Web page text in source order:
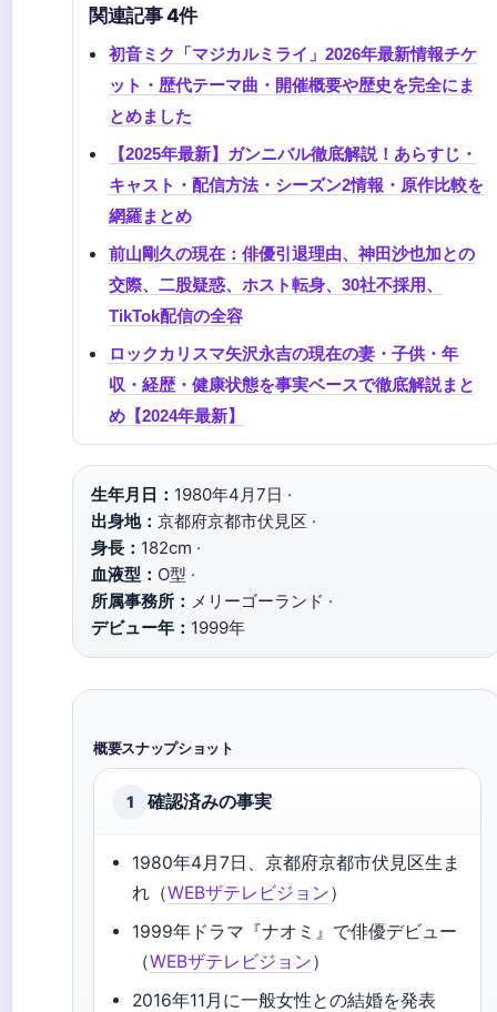
関連記事 4件
初音ミク「マジカルミライ」2026年最新情報チケ
ット・歴代テーマ曲・開催概要や歴史を完全にま
とめました
【2025年最新】ガンニバル徹底解説！あらすじ・
キャスト・配信方法・シーズン2情報・原作比較を
網羅まとめ
前山剛久の現在：俳優引退理由、神田沙也加との
交際、二股疑惑、ホスト転身、30社不採用、
TikTok配信の全容
ロックカリスマ矢沢永吉の現在の妻・子供・年
収・経歴・健康状態を事実ベースで徹底解説まと
め【2024年最新】
生年月日： 1980年4月7日 ·
出身地： 京都府京都市伏見区 ·
身長： 182cm ·
血液型： O型 ·
所属事務所： メリーゴーランド ·
デビュー年： 1999年
概要スナップショット
1 確認済みの事実
1980年4月7日、京都府京都市伏見区生ま
れ（WEBザテレビジョン）
1999年ドラマ『ナオミ』で俳優デビュー
（WEBザテレビジョン）
2016年11月に一般女性との結婚を発表